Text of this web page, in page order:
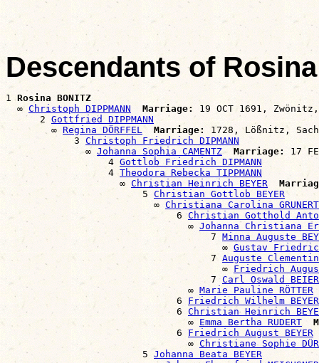
Descendants of
1 Rosina BONITZ
  ∞
Christoph DIPPMANN Marriage:
19 OCT 1691,
      2
Gottfried DIPPMANN
        ∞
Regina DÖRFFEL Marriage:
1728, Lößnitz,
            3
Christoph Friedrich DIPMANN
              ∞
Johanna Sophia CAMENTZ Marriage:
17
                  4
Gottlob Friedrich DIPMANN
                  4
Theodora Rebecka TIPPMANN
                    ∞
Christian Heinrich BEYER
                        5
Christian Gottlob BEYER
                          ∞
Christiana Carolina GRUNERT
                              6
Christian Gotthold Anton
                                ∞
Johanna Christiana
                                    7
Minna Auguste
                                      ∞
Gustav
                                    7
Auguste
                                      ∞
Friedrich
                                    7
Carl Oswald BEIER
                                ∞
Marie Pauline RÖTTER
                              6
Friedrich Wilhelm BEYER
                              6
Christian Heinrich
                                ∞
Emma Bertha RUDERT
                              6
Friedrich August BEYER
                                ∞
Christiane Sophie
                        5
Johanna Beata BEYER